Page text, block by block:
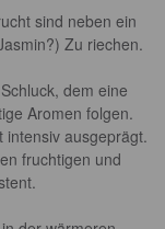
sind neben ein
Zu riechen.
dem eine
Aromen folgen.
intensiv ausgeprägt.
fruchtigen und